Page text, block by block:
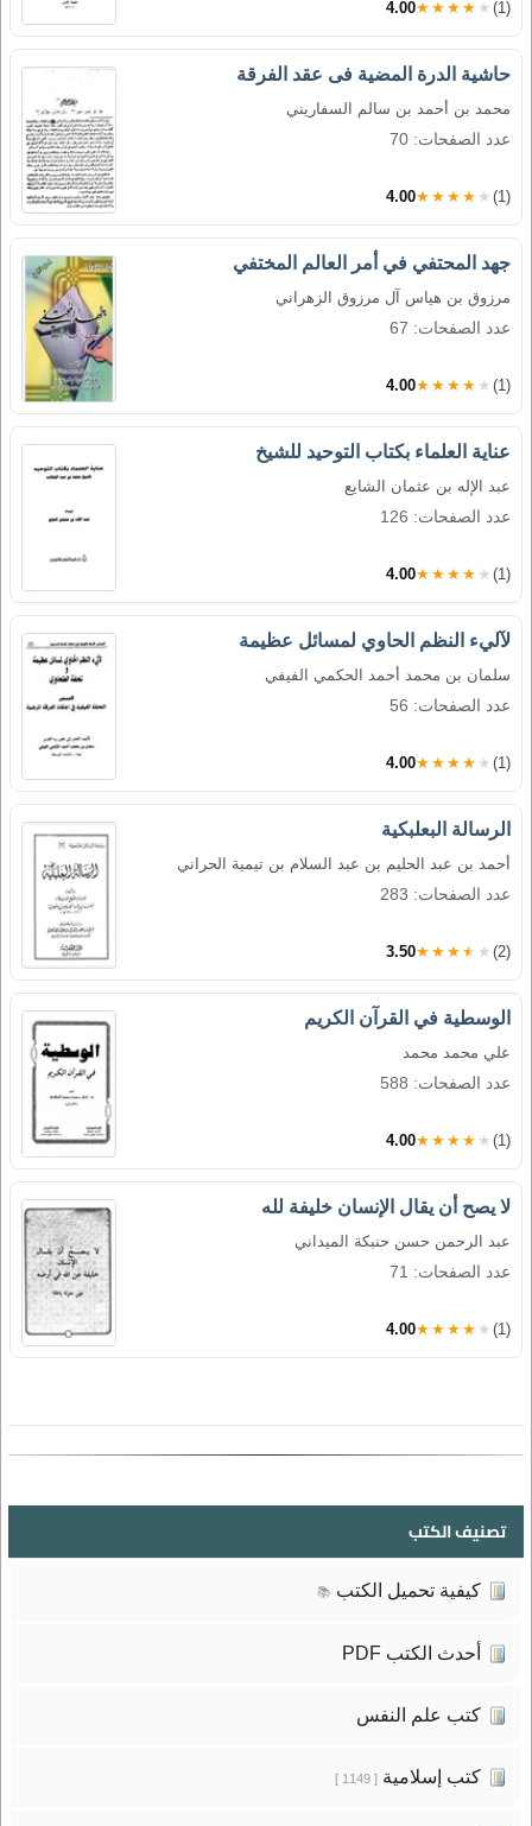
4.00★★★★★ (1)
حاشية الدرة المضية فى عقد الفرقة
محمد بن أحمد بن سالم السفاريني
عدد الصفحات: 70
4.00★★★★★ (1)
جهد المحتفي في أمر العالم المختفي
مرزوق بن هياس آل مرزوق الزهراني
عدد الصفحات: 67
4.00★★★★★ (1)
عناية العلماء بكتاب التوحيد للشيخ
عبد الإله بن عثمان الشايع
عدد الصفحات: 126
4.00★★★★★ (1)
لآليء النظم الحاوي لمسائل عظيمة
سلمان بن محمد أحمد الحكمي الفيفي
عدد الصفحات: 56
4.00★★★★★ (1)
الرسالة البعلبكية
أحمد بن عبد الحليم بن عبد السلام بن تيمية الحراني
عدد الصفحات: 283
3.50★★★★★ (2)
الوسطية في القرآن الكريم
علي محمد محمد
عدد الصفحات: 588
4.00★★★★★ (1)
لا يصح أن يقال الإنسان خليفة لله
عبد الرحمن حسن حنبكة الميداني
عدد الصفحات: 71
4.00★★★★★ (1)
تصنيف الكتب
كيفية تحميل الكتب 📚
أحدث الكتب PDF
كتب علم النفس
كتب إسلامية[ 1149 ]